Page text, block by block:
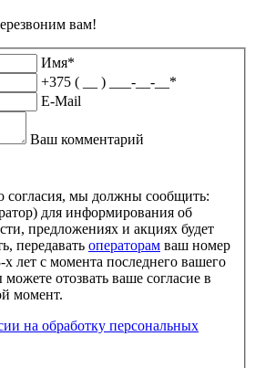
вам!
Имя*
+375 ( __ ) ___-__-__ *
E-Mail
Ваш комментарий
согласия, мы должны сообщить:
для информирования об
предложениях и акциях будет
передавать операторам
х лет с момента последнего вашего
к нам. Вы можете отозвать ваше согласие в
момент.